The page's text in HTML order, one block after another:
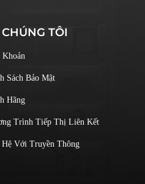
TÔI
Sách Bảo Mật
Hãng
Trình Tiếp Thị Liên Kết
Với Truyền Thông